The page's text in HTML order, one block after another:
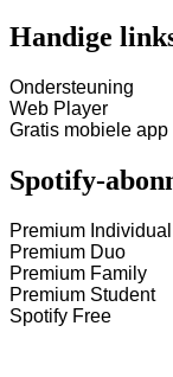
Handige
Ondersteuning
Web Player
Gratis mobiele app
Spotify-
Premium Individual
Premium Duo
Premium Family
Premium Student
Spotify Free